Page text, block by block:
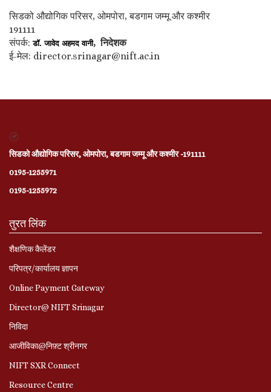
सिडको औद्योगिक परिसर, ओमपोरा, बडगाम जम्मू और कश्मीर
191111
संपर्क:डॉ. जावेद अहमद वानी, निदेशक
ई-मेल: director.srinagar@nift.ac.in
सिडको औद्योगिक परिसर, ओमपोरा, बडगाम जम्मू और कश्मीर -191111
0195-1255971
0195-1255972
तुरत लिंक
शैक्षणिक कैलेंडर
परिपत्र/कार्यालय ज्ञापन
Online Payment Gateway
Director@ NIFT Srinagar
निविदा
आजीविका@निफ़्ट श्रीनगर
NIFT SXR Connect
Resource Centre